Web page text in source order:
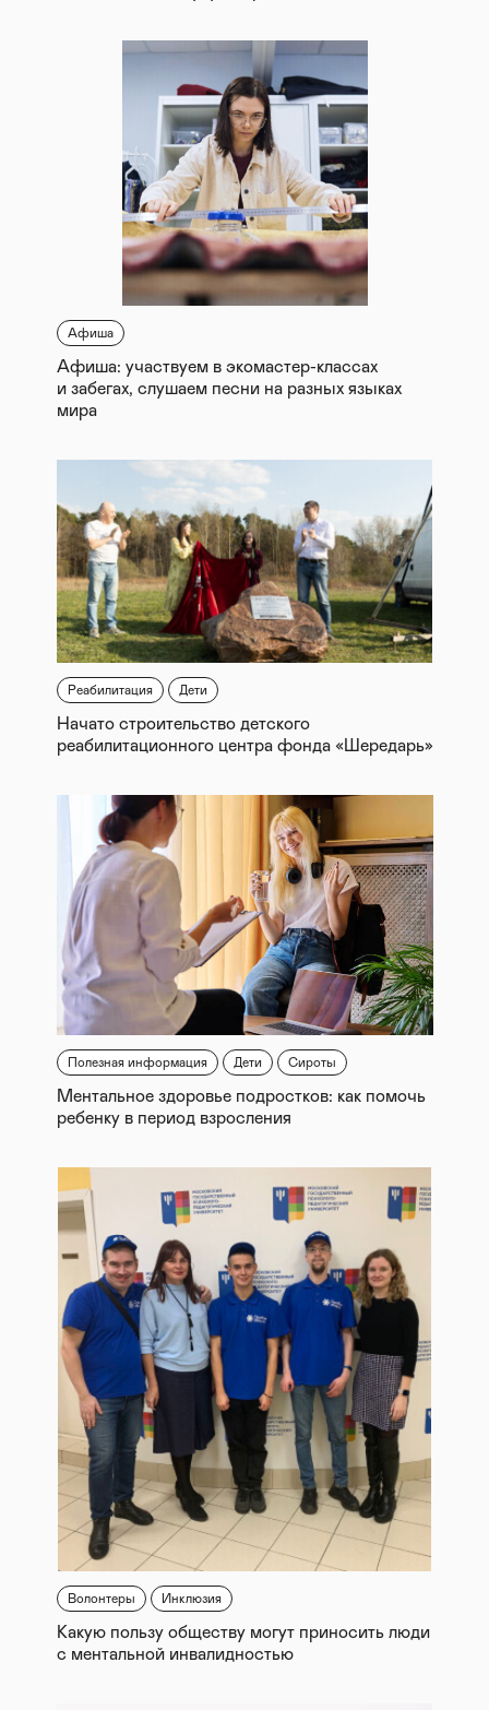
Афиша
Афиша: участвуем в экомастер-классах
и забегах, слушаем песни на разных языках
мира
Реабилитация Дети
Начато строительство детского
реабилитационного центра фонда «Шередарь»
Полезная информация Дети Сироты
Ментальное здоровье подростков: как помочь
ребенку в период взросления
Волонтеры Инклюзия
Какую пользу обществу могут приносить люди
с ментальной инвалидностью